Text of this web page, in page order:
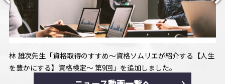
林 雄次先生「資格取得のすすめ〜資格ソムリエが紹介する【人生
を豊かにする】資格検定～ 第9回」を追加しました。